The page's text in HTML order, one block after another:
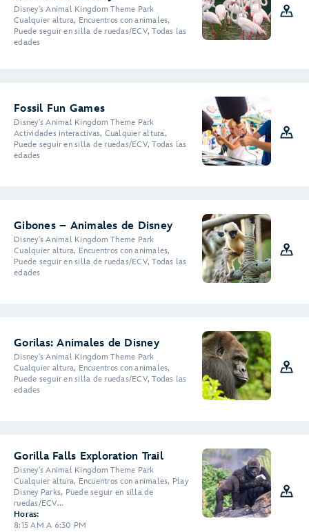
Disney's Animal Kingdom Theme Park
Cualquier altura, Encuentros con animales,
Puede seguir en silla de ruedas/ECV, Todas las
edades
Fossil Fun Games
Disney's Animal Kingdom Theme Park
Actividades interactivas, Cualquier altura,
Puede seguir en silla de ruedas/ECV, Todas las
edades
Gibones – Animales de Disney
Disney's Animal Kingdom Theme Park
Cualquier altura, Encuentros con animales,
Puede seguir en silla de ruedas/ECV, Todas las
edades
Gorilas: Animales de Disney
Disney's Animal Kingdom Theme Park
Cualquier altura, Encuentros con animales,
Puede seguir en silla de ruedas/ECV, Todas las
edades
Gorilla Falls Exploration Trail
Disney's Animal Kingdom Theme Park
Cualquier altura, Encuentros con animales, Play
Disney Parks, Puede seguir en silla de
ruedas/ECV...
Horas:
8:15 AM A 6:30 PM